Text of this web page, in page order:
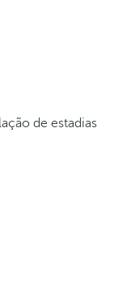
de estadias